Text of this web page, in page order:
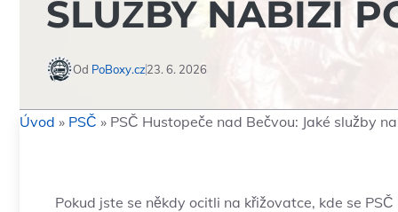
SLUŽBY NABÍZÍ
Od PoBoxy.cz23. 6. 2026
Úvod » PSČ » PSČ Hustopeče nad Bečvou: Jaké služby
Pokud jste se někdy ocitli na křižovatce, kde se